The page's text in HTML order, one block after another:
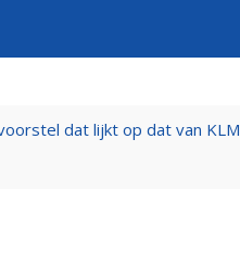
dat lijkt op dat van KLM